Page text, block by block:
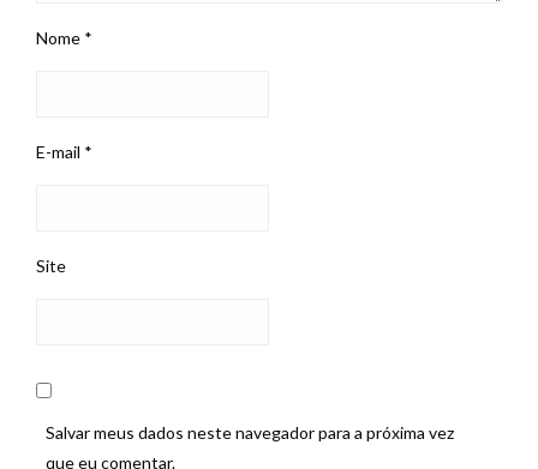
Nome *
E-mail *
Site
Salvar meus dados neste navegador para a próxima vez
que eu comentar.